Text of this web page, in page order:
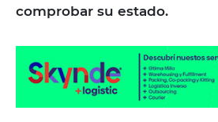
comprobar su estado.